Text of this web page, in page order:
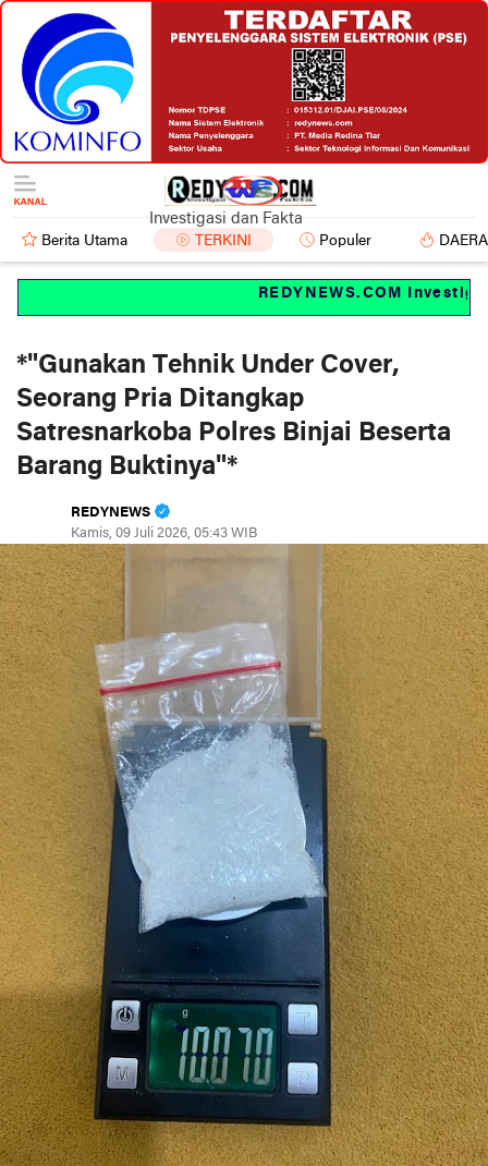
Investigasi dan Fakta
Berita Utama TERKINI Populer
REDYNEWS.COM
‎*"Gunakan Tehnik Under Cover,
Seorang Pria Ditangkap
Satresnarkoba Polres Binjai Beserta
Barang Buktinya"*
REDYNEWS
Kamis, 09 Juli 2026, 05:43 WIB